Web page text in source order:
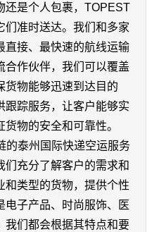
还是个人包裹，TOPEST
们准时送达。我们和多家
直接、最快速的航线运输
合作伙伴，我们可以覆盖
货物能够迅速到达目的
跟踪服务，让客户能够实
物的安全和可靠性。
的泰州国际快递空运服务
们充分了解客户的需求和
和类型的货物，提供个性
电子产品、时尚服饰、医
我们都会根据其特点和要